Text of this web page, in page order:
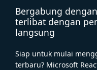
Bergabung
terlibat dengan
langsung
Siap untuk mulai
terbaru? Microsoft